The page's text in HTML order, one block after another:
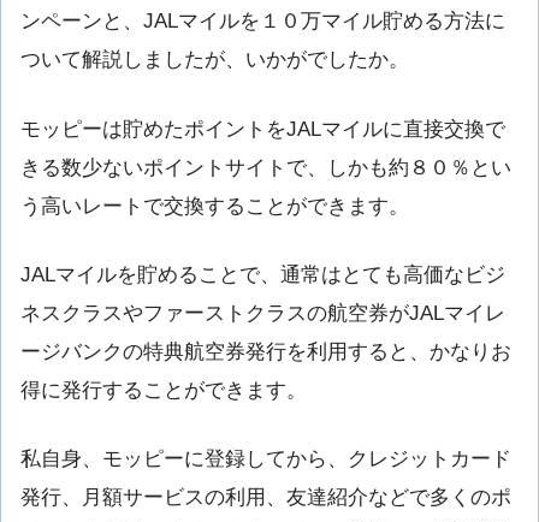
ンペーンと、JALマイルを１０万マイル貯める方法に
ついて解説しましたが、いかがでしたか。
モッピーは貯めたポイントをJALマイルに直接交換で
きる数少ないポイントサイトで、しかも約８０％とい
う高いレートで交換することができます。
JALマイルを貯めることで、通常はとても高価なビジ
ネスクラスやファーストクラスの航空券がJALマイレ
ージバンクの特典航空券発行を利用すると、かなりお
得に発行することができます。
私自身、モッピーに登録してから、クレジットカード
発行、月額サービスの利用、友達紹介などで多くのポ